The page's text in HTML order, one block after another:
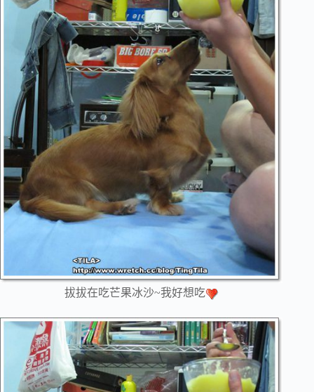
拔拔在吃芒果冰沙~我好想吃